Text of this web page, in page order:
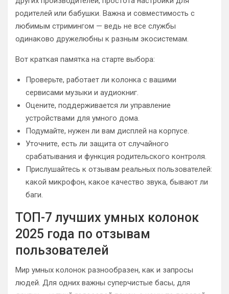
родителей или бабушки. Важна и совместимость с
любимым стримингом — ведь не все службы
одинаково дружелюбны к разным экосистемам.
Вот краткая памятка на старте выбора:
Проверьте, работает ли колонка с вашими
сервисами музыки и аудиокниг.
Оцените, поддерживается ли управление
устройствами для умного дома.
Подумайте, нужен ли вам дисплей на корпусе.
Уточните, есть ли защита от случайного
срабатывания и функция родительского контроля.
Прислушайтесь к отзывам реальных пользователей:
какой микрофон, какое качество звука, бывают ли
баги.
ТОП-7 лучших умных колонок
2025 года по отзывам
пользователей
Мир умных колонок разнообразен, как и запросы
людей. Для одних важны суперчистые басы, для